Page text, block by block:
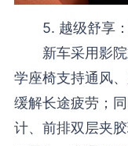
5. 越级舒享：
新车采用影院
学座椅支持通风
缓解长途疲劳；
计、前排双层夹